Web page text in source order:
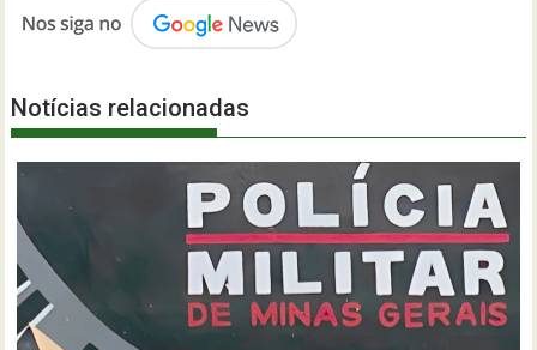
Notícias relacionadas